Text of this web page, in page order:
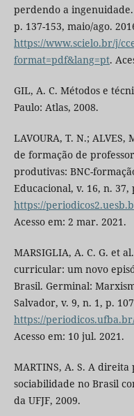
perdendo a ingenuidade.
p. 137-153, maio/ago.
https://www.scielo.br/j/
format=pdf&lang=pt.
GIL, A. C. Métodos e
Paulo: Atlas, 2008.
LAVOURA, T. N.; ALVES,
de formação de
produtivas: BNC-
Educacional, v. 16, n. 37,
https://
Acesso em: 2 mar. 2021.
MARSIGLIA, A. C. G. et
curricular: um novo
Brasil. Germinal:
Salvador, v. 9, n. 1, p.
https://
Acesso em: 10 jul. 2021.
MARTINS, A. S. A direita
sociabilidade no Brasil
da UFJF, 2009.